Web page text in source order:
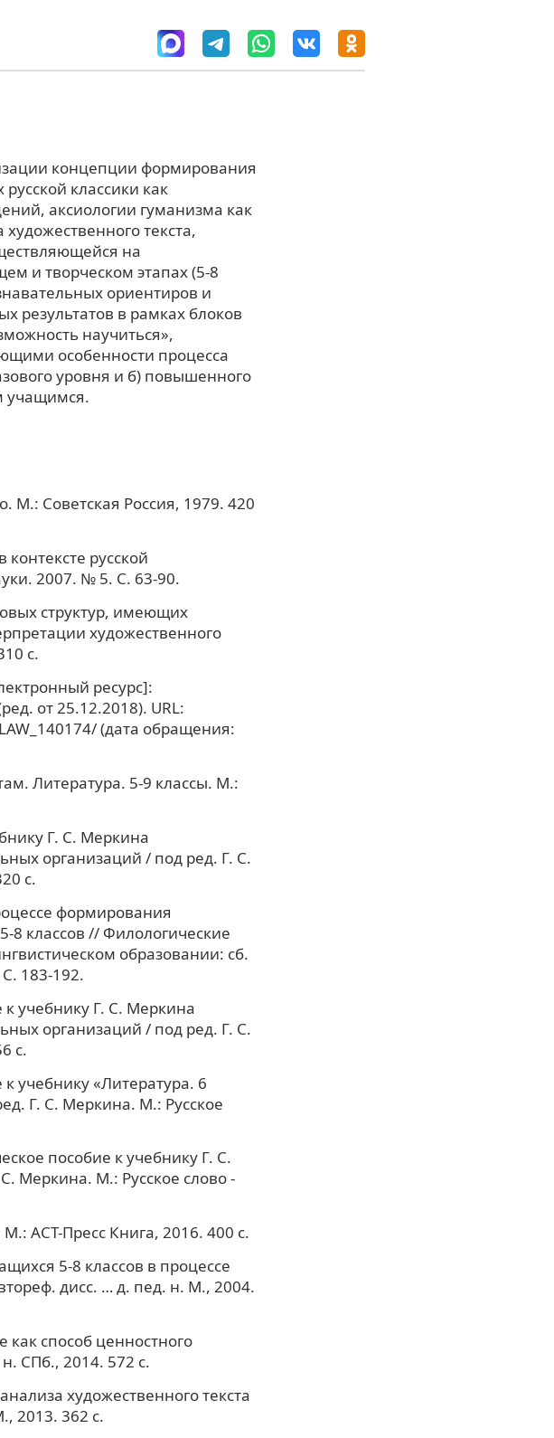
концепции формирования
классики как
аксиологии гуманизма как
текста,
на
и творческом этапах (5-8
ориентиров и
результатов в рамках блоков
научиться»,
особенности процесса
уровня и б) повышенного
учащимся.
М.: Советская Россия, 1979. 420
русской
2007. № 5. С. 63-90.
структур, имеющих
художественного
с.
ресурс]:
от 25.12.2018). URL:
(дата обращения:
Литература. 5-9 классы. М.:
Г. С. Меркина
организаций / под ред. Г. С.
с.
формирования
8 классов // Филологические
образовании: сб.
183-192.
учебнику Г. С. Меркина
организаций / под ред. Г. С.
с.
учебнику «Литература. 6
Г. С. Меркина. М.: Русское
пособие к учебнику Г. С.
Меркина. М.: Русское слово -
АСТ-Пресс Книга, 2016. 400 с.
5-8 классов в процессе
дисс. … д. пед. н. М., 2004.
способ ценностного
СПб., 2014. 572 с.
художественного текста
2013. 362 с.